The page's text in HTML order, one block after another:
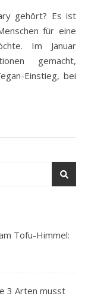
für eine
Im Januar
gemacht,
Einstieg, bei
Tofu-Himmel:
3 Arten musst